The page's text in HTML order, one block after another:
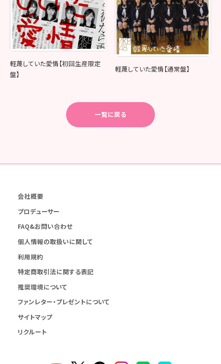
軽蔑していた愛情【初回生産限定
盤】
軽蔑していた愛情【通常盤】
一覧に戻る
会社概要
プロデューサー
FAQ&お問い合わせ
個人情報の取扱いに関して
利用規約
特定商取引法に関する表記
推奨環境について
ファンレター・プレゼントについて
サイトマップ
リクルート